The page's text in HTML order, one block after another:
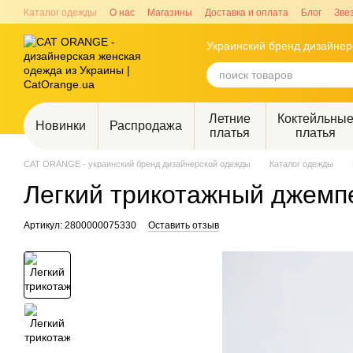
Перейти к основному контенту
Каталог одежды О нас Магазины Доставка и оплата Блог
Украинский бренд
Новинки Распродажа
Летние
платья
платья
CAT ORANGE - украинский бренд дизайнерской одежды Каталог одежды
Легкий трикотажный
Артикул: 2800000075330 Оставить отзыв